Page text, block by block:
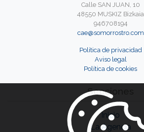
Calle SAN JUAN, 10
48550 MUSKIZ Bizkaia
946708194
cae@somorrostro.com
Política de privacidad
Aviso legal
Política de cookies
Secciones
Inicio
La Agencia